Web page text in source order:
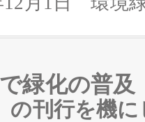
緑化の普及
の刊行を機